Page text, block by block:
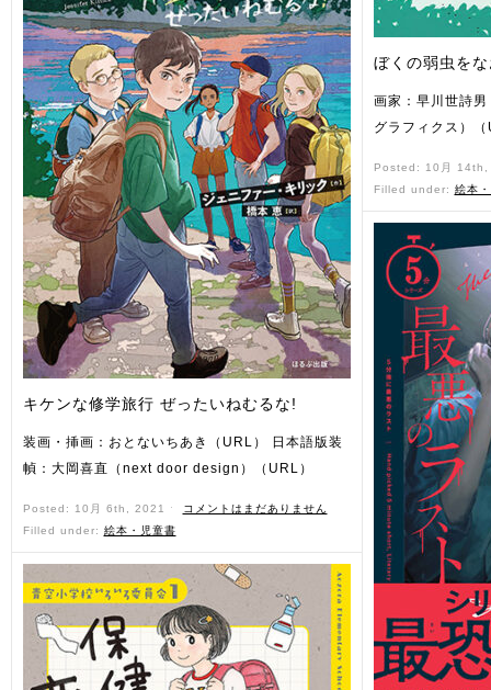
キケンな修学旅行 ぜったいねむるな!
装画・挿画：おとないちあき（URL） 日本語版装
幀：大岡喜直（next door design）（URL）
Posted: 10月 6th, 2021 ˑ
コメントはまだありません
Filled under: 絵本・児童書
ぼくの弱虫を
画家：早川世詩
グラフィクス）
Posted: 10月
Filled under: 絵本